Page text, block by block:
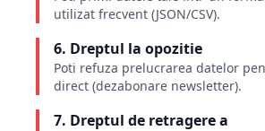
utilizat frecvent (JSON/CSV).
6. Dreptul la opozitie
Poti refuza prelucrarea datelor
direct (dezabonare newsletter).
7. Dreptul de retragere a